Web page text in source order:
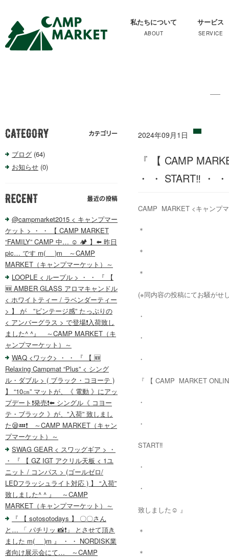
私たちについて サービス
2024年09月1日
『 【 CAMP
・ ・ START‼️ ・
CAMP MARKET <キャンプ
＊
＊
＊
(※同内容の投稿にてお騒がせ
・
・
・
『 【 CAMP MARKET
・
・
START‼️
・
・
致しました☺️ 』
＊
＊
ブログ (64)
お知らせ (0)
@campmarket2015 < キャンプマー
ケット > ・ ・ 【 CAMP MARKET
“FAMILY” CAMP 中… ☺️ 🏕️ 】⬅️ 昨日
pic… です m(_ _)m ～CAMP
MARKET（キャンプマーケット）～
LOOPLE < ループル > ・ ・ 『 【
🆕 AMBER GLASS アロマキャンドル
< ホワイトティー / ラベンダーティー
> 】 が ”ビンテージ感” たっぷりの
< アンバーグラス > で登場❗️入荷致し
ました^ ^』 ～CAMP MARKET（キ
ャンプマーケット）～
WAQ <ワック> ・ ・ 『 【 🆕
Relaxing Campmat “Plus” < シング
ル・ダブル > ( ブラック・コヨーテ )
】 “10㎝” マットが、《 電動 》にアッ
プデート❗️発売❗️⬅️ シングル《 コヨー
テ・ブラック 》が、”入荷” 致しまし
た😪💤❗️ ～CAMP MARKET（キャン
プマーケット）～
SWAG GEAR < スワッグギア > ・
・ 『 【 GZ IGT アクリル天板 < 1ユ
ニット / コンパス > (ゴールゼロ/
LEDフラッシュライト対応 ) 】 “入荷”
致しました^ ^ 』 ～CAMP
MARKET（キャンプマーケット）～
『 【 sotosotodays 】 〇〇さん
と… 「 パチリッ 📸❗️」 とさせて頂き
ました m(_ _)m 』 ・ ・ NORDISK業
者向け展示会にて… ～CAMP